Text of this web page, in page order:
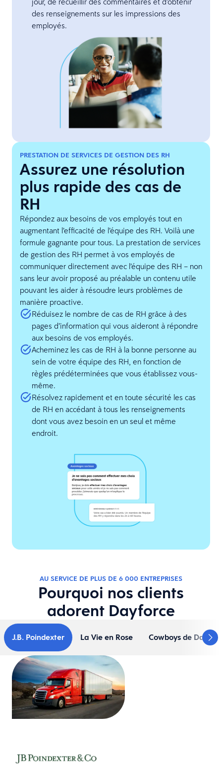
des renseignements sur les impressions des
employés.
PRESTATION DE SERVICES DE GESTION DES RH
Assurez une résolution
plus rapide des cas de
RH
Répondez aux besoins de vos employés tout en
augmentant l’efficacité de l’équipe des RH. Voilà une
formule gagnante pour tous. La prestation de services
de gestion des RH permet à vos employés de
communiquer directement avec l’équipe des RH – non
sans leur avoir proposé au préalable un contenu utile
pouvant les aider à résoudre leurs problèmes de
manière proactive.
Réduisez le nombre de cas de RH grâce à des
pages d’information qui vous aideront à répondre
aux besoins de vos employés.
Acheminez les cas de RH à la bonne personne au
sein de votre équipe des RH, en fonction de
règles prédéterminées que vous établissez vous-
même.
Résolvez rapidement et en toute sécurité les cas
de RH en accédant à tous les renseignements
dont vous avez besoin en un seul et même
endroit.
AU SERVICE DE PLUS DE 6 000 ENTREPRISES
Pourquoi nos clients
adorent Dayforce
J.B. Poindexter La Vie en Rose Cowboys de Dallas